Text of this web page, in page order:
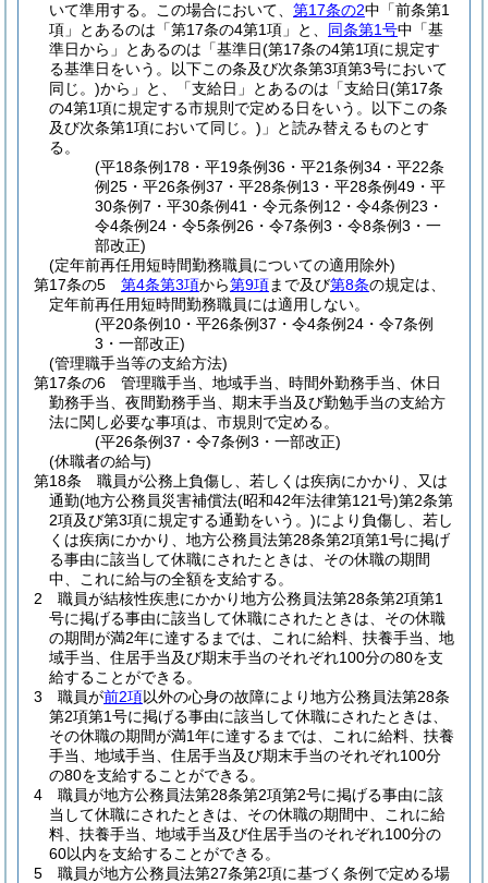
いて準用する。
この場合において、 第17条の2中「前条第1
項」とあるのは「第17条の4第1項」と、 同条第1号中「基
準日から」とあるのは「基準日(第17条の4第1項に規定す
る基準日をいう。以下この条及び次条第3項第3号において
同じ。)から」と、「支給日」とあるのは「支給日(第17条
の4第1項に規定する市規則で定める日をいう。以下この条
及び次条第1項において同じ。) 」と読み替えるものとす
る。
(平18条例178・平19条例36・平21条例34・平22条
例25・平26条例37・平28条例13・平28条例49・平
30条例7・平30条例41・令元条例12・令4条例23・
令4条例24・令5条例26・令7条例3・令8条例3・一
部改正)
(定年前再任用短時間勤務職員についての適用除外)
第17条の5
第4条第3項から第9項まで及び第8条の規定は、
定年前再任用短時間勤務職員には適用しない。
(平20条例10・平26条例37・令4条例24・令7条例
3・一部改正)
(管理職手当等の支給方法)
第17条の6
管理職手当、地域手当、時間外勤務手当、休日
勤務手当、夜間勤務手当、期末手当及び勤勉手当の支給方
法に関し必要な事項は、市規則で定める。
(平26条例37・令7条例3・一部改正)
(休職者の給与)
第18条
職員が公務上負傷し、若しくは疾病にかかり、又は
通勤(地方公務員災害補償法(昭和42年法律第121号)第2条第
2項及び第3項に規定する通勤をいう。)により負傷し、若し
くは疾病にかかり、地方公務員法第28条第2項第1号に掲げ
る事由に該当して休職にされたときは、その休職の期間
中、これに給与の全額を支給する。
2
職員が結核性疾患にかかり地方公務員法第28条第2項第1
号に掲げる事由に該当して休職にされたときは、その休職
の期間が満2年に達するまでは、これに給料、扶養手当、地
域手当、住居手当及び期末手当のそれぞれ100分の80を支
給することができる。
3
職員が前2項以外の心身の故障により地方公務員法第28条
第2項第1号に掲げる事由に該当して休職にされたときは、
その休職の期間が満1年に達するまでは、これに給料、扶養
手当、地域手当、住居手当及び期末手当のそれぞれ100分
の80を支給することができる。
4
職員が地方公務員法第28条第2項第2号に掲げる事由に該
当して休職にされたときは、その休職の期間中、これに給
料、扶養手当、地域手当及び住居手当のそれぞれ100分の
60以内を支給することができる。
5
職員が地方公務員法第27条第2項に基づく条例で定める場